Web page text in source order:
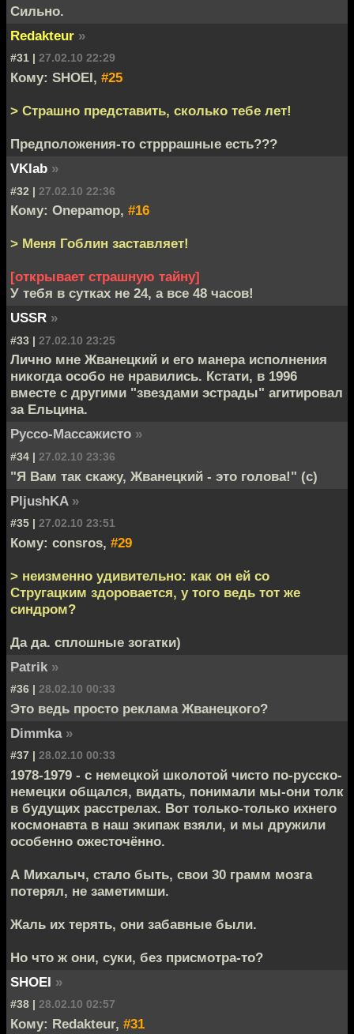
Сильно.
Redakteur »
#31 | 27.02.10 22:29
Кому: SHOEI, #25
> Страшно представить, сколько тебе лет!
Предположения-то стрррашные есть???
VKlab »
#32 | 27.02.10 22:36
Кому: Onepamop, #16
> Меня Гоблин заставляет!
[открывает страшную тайну]
У тебя в сутках не 24, а все 48 часов!
USSR »
#33 | 27.02.10 23:25
Лично мне Жванецкий и его манера исполнения
никогда особо не нравились. Кстати, в 1996
вместе с другими "звездами эстрады" агитировал
за Ельцина.
Руссо-Массажисто »
#34 | 27.02.10 23:36
"Я Вам так скажу, Жванецкий - это голова!" (с)
PljushKA »
#35 | 27.02.10 23:51
Кому: consros, #29
> неизменно удивительно: как он ей со
Стругацким здоровается, у того ведь тот же
синдром?
Да да. сплошные зогатки)
Patrik »
#36 | 28.02.10 00:33
Это ведь просто реклама Жванецкого?
Dimmka »
#37 | 28.02.10 00:33
1978-1979 - с немецкой школотой чисто по-русско-
немецки общался, видать, понимали мы-они толк
в будущих расстрелах. Вот только-только ихнего
космонавта в наш экипаж взяли, и мы дружили
особенно ожесточённо.
А Михалыч, стало быть, свои 30 грамм мозга
потерял, не заметимши.
Жаль их терять, они забавные были.
Но что ж они, суки, без присмотра-то?
SHOEI »
#38 | 28.02.10 02:57
Кому: Redakteur, #31